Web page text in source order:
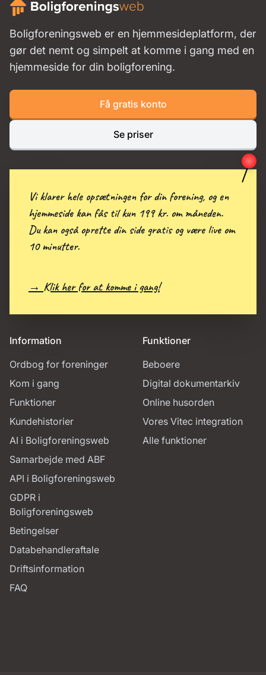
Boligforeningsweb er en hjemmesideplatform, der
gør det nemt og simpelt at komme i gang med en
hjemmeside for din boligforening.
Få gratis konto
Se priser
Information
Ordbog for foreninger
Kom i gang
Funktioner
Kundehistorier
AI i Boligforeningsweb
Samarbejde med ABF
API i Boligforeningsweb
GDPR i
Boligforeningsweb
Betingelser
Databehandleraftale
Driftsinformation
FAQ
Funktioner
Beboere
Digital dokumentarkiv
Online husorden
Vores Vitec integration
Alle funktioner
Vi klarer hele opsætningen for din forening, og en
hjemmeside kan fås til kun 199 kr. om måneden.
Du kan også oprette din side gratis og være live om
10 minutter.
→ Klik her for at komme i gang!